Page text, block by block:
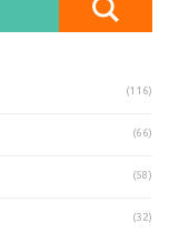
(116)
(66)
(58)
(32)